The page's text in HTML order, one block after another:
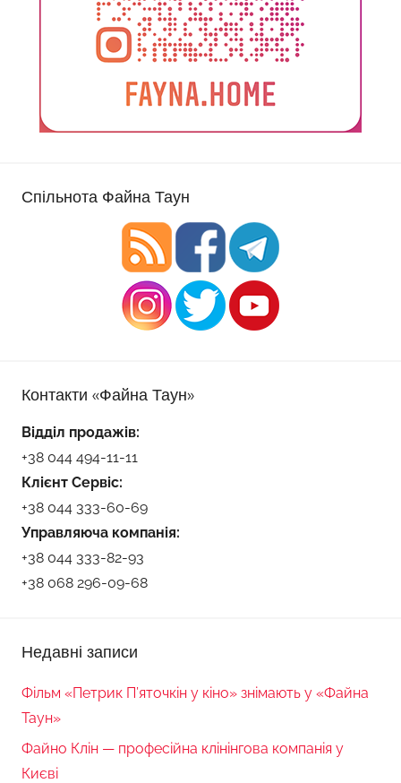
Спільнота Файна Таун
Контакти «Файна Таун»
Відділ продажів:
+38 044 494-11-11
Клієнт Сервіс:
+38 044 333-60-69
Управляюча компанія:
+38 044 333-82-93
+38 068 296-09-68
Недавні записи
Фільм «Петрик П’яточкін у кіно» знімають у «Файна
Таун»
Файно Клін — професійна клінінгова компанія у
Києві